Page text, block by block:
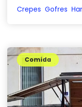
Crepes Gofres
Comida